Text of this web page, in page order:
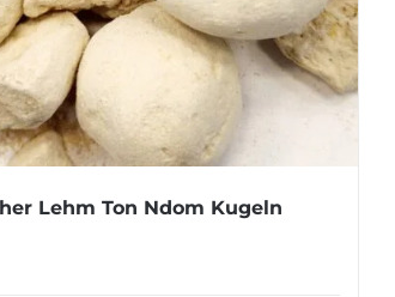
Lehm Ton Ndom Kugeln